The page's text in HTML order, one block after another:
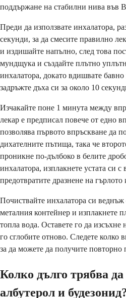
поддържане на стабилни нива във
Преди да използвате инхалатора,
секунди, за да смесите правилно
и издишайте напълно, след това
мундщука и създайте плътно
инхалатора, докато вдишвате бавно
задръжте дъха си за около 10
Изчакайте поне 1 минута между
лекар е предписал повече от едно
позволява първото впръскване да
дихателните пътища, така че
проникне по-дълбоко в белите
инхалатора, изплакнете устата си
предотвратите дразнене на
Почиствайте инхалатора си
металния контейнер и изплакнете
топла вода. Оставете го да
го сглобите отново. Следете колко
за да можете да получите
Колко дълго трябва
албутерол и